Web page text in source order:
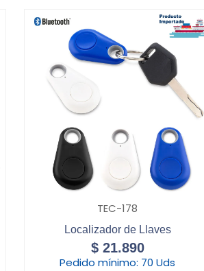
TEC-178
Localizador de Llaves
$21.890
Pedido mínimo: 70 Uds